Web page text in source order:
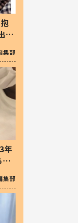
ま
集部
年
集部